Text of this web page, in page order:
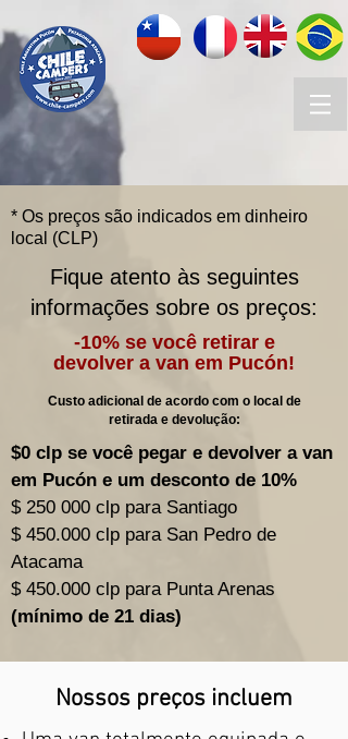
* Os preços são indicados em dinheiro
local (CLP)
Fique atento às seguintes
informações sobre os preços:
-10% se você retirar e
devolver a van em Pucón!
Custo adicional de acordo com o local de
retirada e devolução:
$0 clp se você pegar e devolver a van
em Pucón e um desconto de 10%
$ 250 000 clp para Santiago
$ 450.000 clp para San Pedro de
Atacama
$ 450.000 clp para Punta Arenas
(mínimo de 21 dias)
Nossos preços incluem